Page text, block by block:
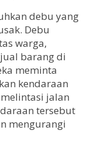
debu yang
Debu
warga,
barang di
meminta
kendaraan
jalan
tersebut
mengurangi